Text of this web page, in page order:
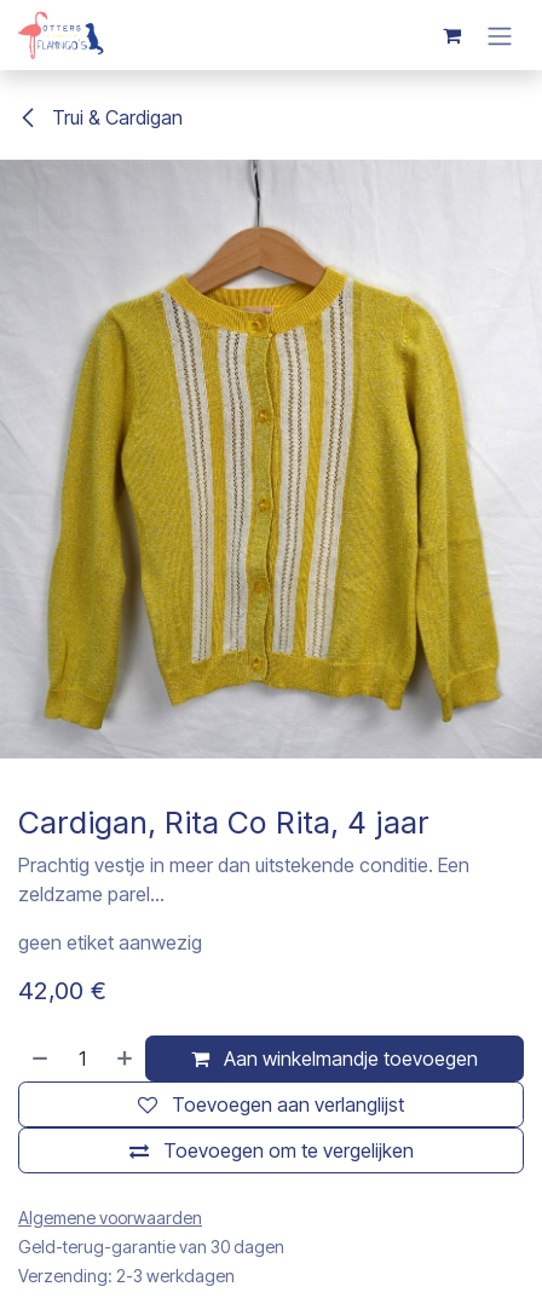
Overslaan naar inhoud
Trui & Cardigan
Cardigan, Rita Co Rita, 4 jaar
Prachtig vestje in meer dan uitstekende conditie. Een
zeldzame parel...
geen etiket aanwezig
42,00 €
Aan winkelmandje toevoegen
Toevoegen om te vergelijken
Toevoegen aan verlanglijst
Algemene voorwaarden
Geld-terug-garantie van 30 dagen
Verzending: 2-3 werkdagen